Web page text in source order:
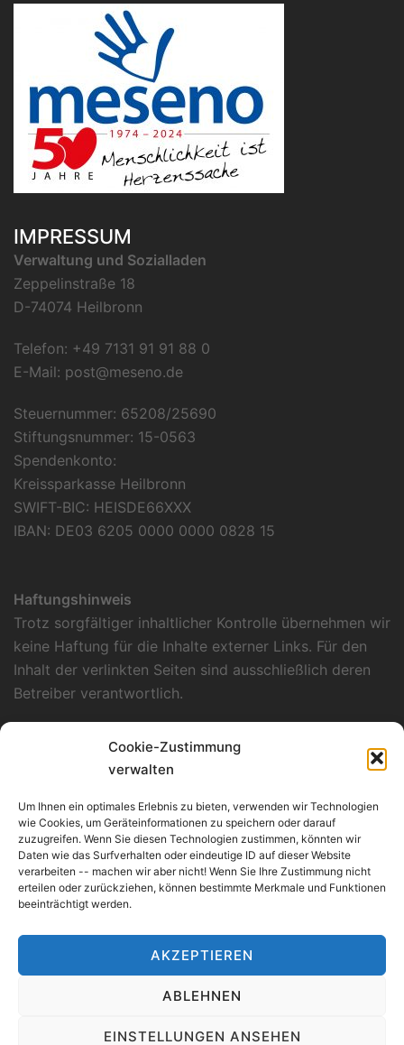
Cookie-Zustimmung
verwalten
Um Ihnen ein optimales Erlebnis zu bieten, verwenden wir Technologien
wie Cookies, um Geräteinformationen zu speichern oder darauf
zuzugreifen. Wenn Sie diesen Technologien zustimmen, könnten wir
Daten wie das Surfverhalten oder eindeutige ID auf dieser Website
verarbeiten -- machen wir aber nicht! Wenn Sie Ihre Zustimmung nicht
erteilen oder zurückziehen, können bestimmte Merkmale und Funktionen
beeinträchtigt werden.
AKZEPTIEREN
ABLEHNEN
EINSTELLUNGEN ANSEHEN
IMPRESSUM
Verwaltung und Sozialladen
Zeppelinstraße 18
D-74074 Heilbronn
Telefon: +49 7131 91 91 88 0
E-Mail: post@meseno.de
Steuernummer: 65208/25690
Stiftungsnummer: 15-0563
Spendenkonto:
Kreissparkasse Heilbronn
SWIFT-BIC: HEISDE66XXX
IBAN: DE03 6205 0000 0000 0828 15
Haftungshinweis
Trotz sorgfältiger inhaltlicher Kontrolle übernehmen wir
keine Haftung für die Inhalte externer Links. Für den
Inhalt der verlinkten Seiten sind ausschließlich deren
Betreiber verantwortlich.
Unsere Datenschutzerklärung finden Sie
Verantwortlich für Konzept, Layout und
Programmierung
Kümmerle Consulting
Werderstraße 135/1
D-74074 Heilbronn